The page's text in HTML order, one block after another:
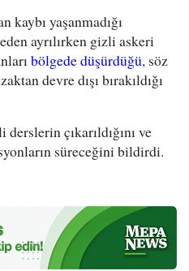
kaybı yaşanmadığı
ayrılırken gizli askeri
bölgede düşürdüğü, söz
devre dışı bırakıldığı
çıkarıldığını ve
süreceğini bildirdi.